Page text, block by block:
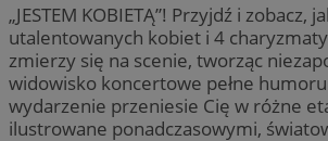
„JESTEM KOBIETĄ”! Przyjdź i zobacz,
utalentowanych kobiet i 4
zmierzy się na scenie, tworząc
widowisko koncertowe pełne
wydarzenie przeniesie Cię w różne
ilustrowane ponadczasowymi,